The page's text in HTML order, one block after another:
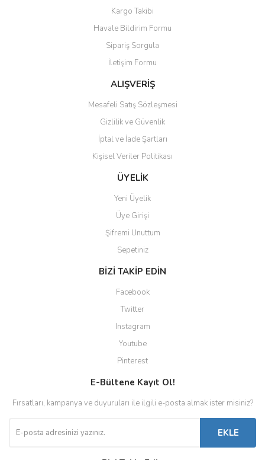
Ürün resmi kalitesiz, bozuk veya görüntülenemiyor.
Ürün açıklamasında eksik bilgiler bulunuyor.
Ürün bilgilerinde hatalar bulunuyor.
Ürün fiyatı diğer sitelerden daha pahalı.
Bu ürüne benzer farklı alternatifler olmalı.
Gönder
Kargo Takibi
Havale Bildirim Formu
Sipariş Sorgula
İletişim Formu
ALIŞVERİŞ
Mesafeli Satış Sözleşmesi
Gizlilik ve Güvenlik
İptal ve İade Şartları
Kişisel Veriler Politikası
ÜYELİK
Yeni Üyelik
Üye Girişi
Şifremi Unuttum
Sepetiniz
BİZİ TAKİP EDİN
Facebook
Twitter
Instagram
Youtube
Pinterest
E-Bültene Kayıt Ol!
Fırsatları, kampanya ve duyuruları ile ilgili e-posta almak ister misiniz?
EKLE